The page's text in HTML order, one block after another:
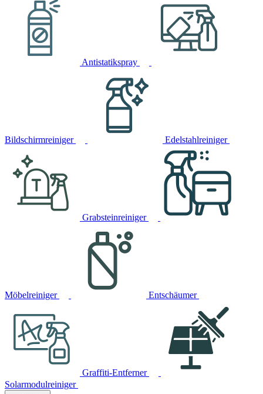
Antistatikspray
Bildschirmreiniger Edelstahlreiniger
Grabsteinreiniger
Möbelreiniger Entschäumer
Graffiti-Entferner
Solarmodulreiniger